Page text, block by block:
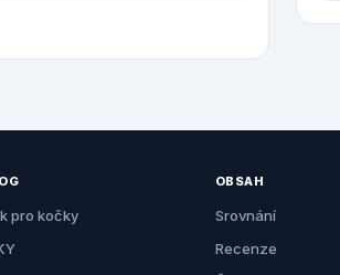
pro kočky
OBSAH
Srovnání
Recenze